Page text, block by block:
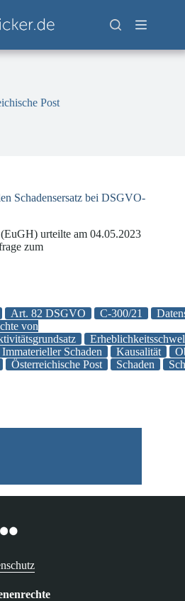
Post
Schadensersatz bei DSGVO-
urteilte am 04.05.2023
zum
Art. 82 DSGVO C-300/21
von
Immaterieller Schaden Kausalität
Österreichische Post Schaden